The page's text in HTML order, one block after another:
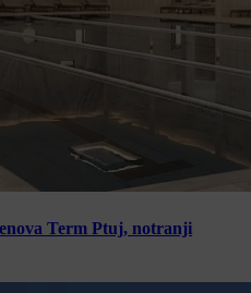
Term Ptuj, notranji